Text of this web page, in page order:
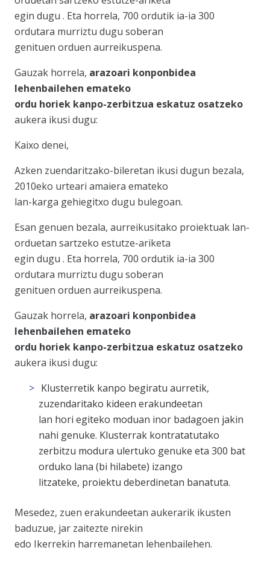
egin dugu . Eta horrela, 700 ordutik ia-ia 300
ordutara murriztu dugu soberan
genituen orduen aurreikuspena.
Gauzak horrela, arazoari konponbidea
lehenbailehen emateko
ordu horiek kanpo-zerbitzua eskatuz osatzeko
aukera ikusi dugu:
Kaixo denei,
Azken zuendaritzako-bileretan ikusi dugun bezala,
2010eko urteari amaiera emateko
lan-karga gehiegitxo dugu bulegoan.
Esan genuen bezala, aurreikusitako proiektuak lan-
orduetan sartzeko estutze-ariketa
egin dugu . Eta horrela, 700 ordutik ia-ia 300
ordutara murriztu dugu soberan
genituen orduen aurreikuspena.
Gauzak horrela, arazoari konponbidea
lehenbailehen emateko
ordu horiek kanpo-zerbitzua eskatuz osatzeko
aukera ikusi dugu:
Klusterretik kanpo begiratu aurretik,
zuzendaritako kideen erakundeetan
lan hori egiteko moduan inor badagoen jakin
nahi genuke. Klusterrak kontratatutako
zerbitzu modura ulertuko genuke eta 300 bat
orduko lana (bi hilabete) izango
litzateke, proiektu deberdinetan banatuta.
Mesedez, zuen erakundeetan aukerarik ikusten
baduzue, jar zaitezte nirekin
edo Ikerrekin harremanetan lehenbailehen.